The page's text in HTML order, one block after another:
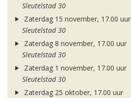
Sleutelstad 30
Zaterdag 15 november, 17.00 uur
Sleutelstad 30
Zaterdag 8 november, 17.00 uur
Sleutelstad 30
Zaterdag 1 november, 17.00 uur
Sleutelstad 30
Zaterdag 25 oktober, 17.00 uur